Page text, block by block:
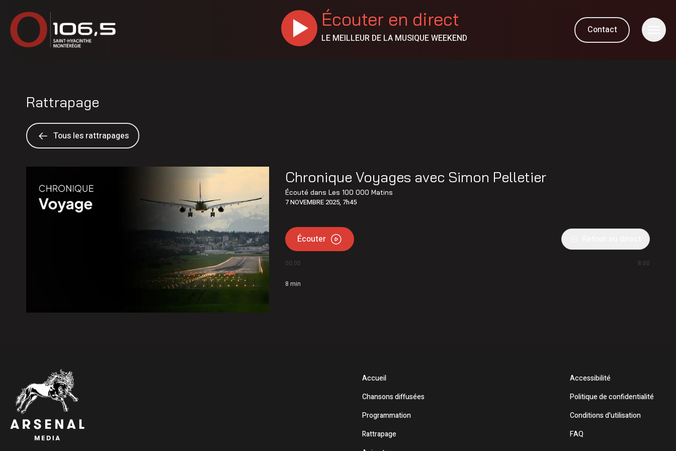
Écouter en direct
LE MEILLEUR DE LA MUSIQUE WEEKEND
Contact
Rattrapage
Tous les rattrapages
Chronique Voyages avec Simon Pelletier
Écouté dansLes 100 000 Matins
7 NOVEMBRE 2025, 7h45
Écouter
00:00 8:00
8 min
Accueil
Chansons diffusées
Programmation
Rattrapage
Accessibilité
Politique de confidentialité
Conditions d'utilisation
FAQ